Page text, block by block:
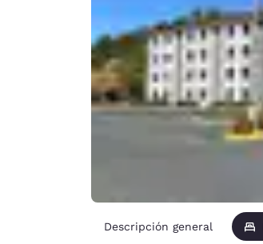
Descripción general